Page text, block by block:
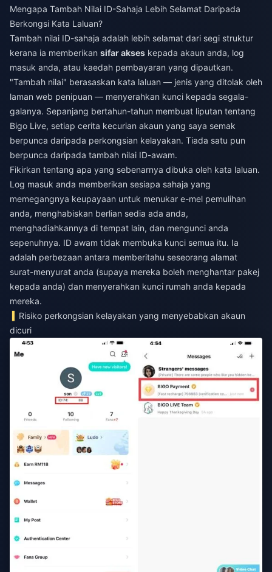
Mengapa Tambah Nilai ID-Sahaja Lebih Selamat Daripada
Berkongsi Kata Laluan?
Tambah nilai ID-sahaja adalah lebih selamat dari segi struktur
kerana ia memberikan sifar akses kepada akaun anda, log
masuk anda, atau kaedah pembayaran yang dipautkan.
"Tambah nilai" berasaskan kata laluan — jenis yang ditolak oleh
laman web penipuan — menyerahkan kunci kepada segala-
galanya. Sepanjang bertahun-tahun membuat liputan tentang
Bigo Live, setiap cerita kecurian akaun yang saya semak
berpunca daripada perkongsian kelayakan. Tiada satu pun
berpunca daripada tambah nilai ID-awam.
Fikirkan tentang apa yang sebenarnya dibuka oleh kata laluan.
Log masuk anda memberikan sesiapa sahaja yang
memegangnya keupayaan untuk menukar e-mel pemulihan
anda, menghabiskan berlian sedia ada anda,
menghadiahkannya di tempat lain, dan mengunci anda
sepenuhnya. ID awam tidak membuka kunci semua itu. Ia
adalah perbezaan antara memberitahu seseorang alamat
surat-menyurat anda (supaya mereka boleh menghantar pakej
kepada anda) dan menyerahkan kunci rumah anda kepada
mereka.
Risiko perkongsian kelayakan yang menyebabkan akaun
dicuri